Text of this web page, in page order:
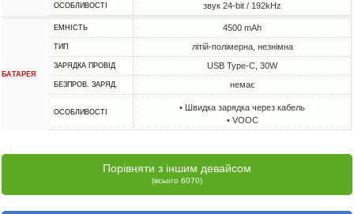
ОСОБЛИВОСТІ звук 24-bit / 192kHz
БАТАРЕЯ
ЕМНІСТЬ 4500 mAh
ТИП літій-полімерна, незнімна
ЗАРЯДКА ПРОВІД USB Type-C, 30W
БЕЗПРОВ. ЗАРЯД. немає
ОСОБЛИВОСТІ
• Швидка зарядка через кабель
• VOOC
Порівняти з іншим девайсом
(всього 6070)